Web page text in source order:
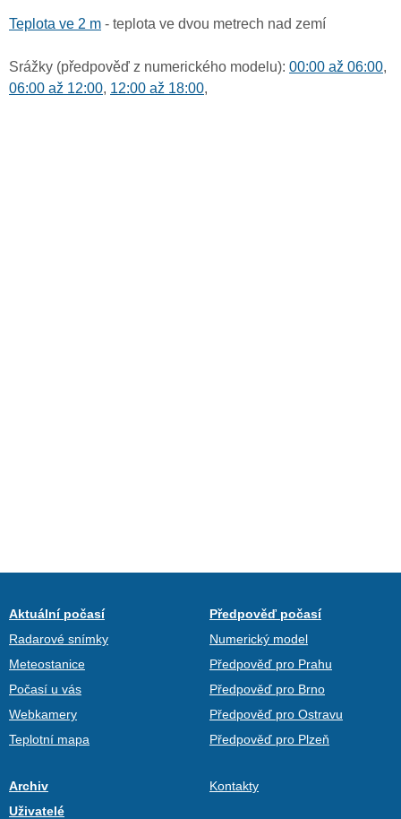
Teplota ve 2 m - teplota ve dvou metrech nad zemí
Srážky (předpověď z numerického modelu): 00:00 až 06:00,
06:00 až 12:00, 12:00 až 18:00,
Aktuální počasí
Radarové snímky
Meteostanice
Počasí u vás
Webkamery
Teplotní mapa
Předpověď počasí
Numerický model
Předpověď pro Prahu
Předpověď pro Brno
Předpověď pro Ostravu
Předpověď pro Plzeň
Archiv
Uživatelé
Kontakty